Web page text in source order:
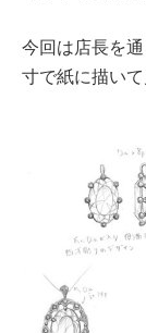
今回は店長を
寸で紙に描い